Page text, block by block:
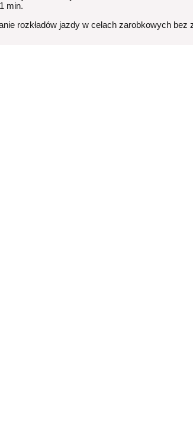
min.
rozkładów jazdy w celach zarobkowych bez